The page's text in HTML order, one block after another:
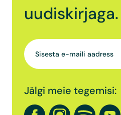
uudiskirjaga.
Jälgi meie tegemisi: